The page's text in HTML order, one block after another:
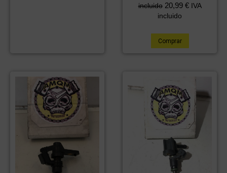
incluido 20,99 € IVA
incluido
Comprar